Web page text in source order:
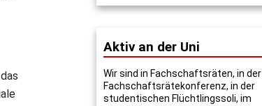
Aktiv an der Uni
Wir sind in Fachschaftsräten, in der
Fachschaftsrätekonferenz, in der
studentischen Flüchtlingssoli, im